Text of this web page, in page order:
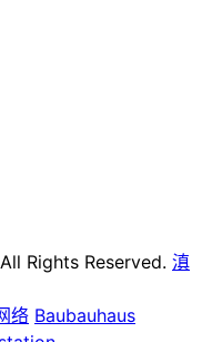
All Rights Reserved. 滇
络 Baubauhaus